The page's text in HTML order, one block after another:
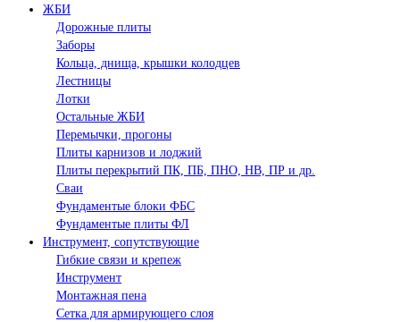
ЖБИ
Дорожные плиты
Заборы
Кольца, днища, крышки колодцев
Лестницы
Лотки
Остальные ЖБИ
Перемычки, прогоны
Плиты карнизов и лоджий
Плиты перекрытий ПК, ПБ, ПНО, НВ, ПР и др.
Сваи
Фундаментые блоки ФБС
Фундаментые плиты ФЛ
Инструмент, сопутствующие
Гибкие связи и крепеж
Инструмент
Монтажная пена
Сетка для армирующего слоя